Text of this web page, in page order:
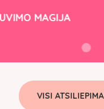
VISI